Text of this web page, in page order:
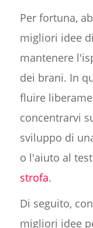
Per fortuna,
migliori idee
mantenere
dei brani. In
fluire
concentrarvi
sviluppo di
o l'aiuto al
strofa.
Di seguito,
migliori idee